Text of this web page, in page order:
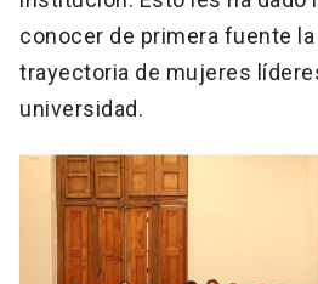
conocer de primera fuente
trayectoria de mujeres
universidad.